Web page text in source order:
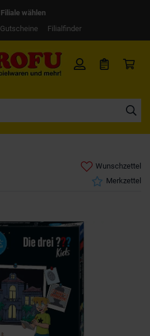
Filiale wählen
Gutscheine Filialfinder
Wunschzettel
Merkzettel